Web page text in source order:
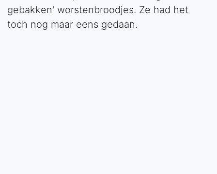
gebakken' worstenbroodjes. Ze had het
toch nog maar eens gedaan.